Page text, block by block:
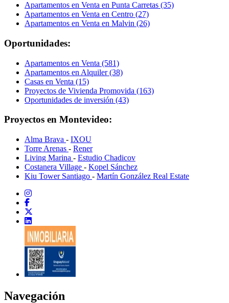
Apartamentos en Venta en Punta Carretas (35)
Apartamentos en Venta en Centro (27)
Apartamentos en Venta en Malvin (26)
Oportunidades:
Apartamentos en Venta (581)
Apartamentos en Alquiler (38)
Casas en Venta (15)
Proyectos de Vivienda Promovida (163)
Oportunidades de inversión (43)
Proyectos en Montevideo:
Alma Brava - IXOU
Torre Arenas - Rener
Living Marina - Estudio Chadicov
Costanera Village - Kopel Sánchez
Kiu Tower Santiago - Martín González Real Estate
Navegación